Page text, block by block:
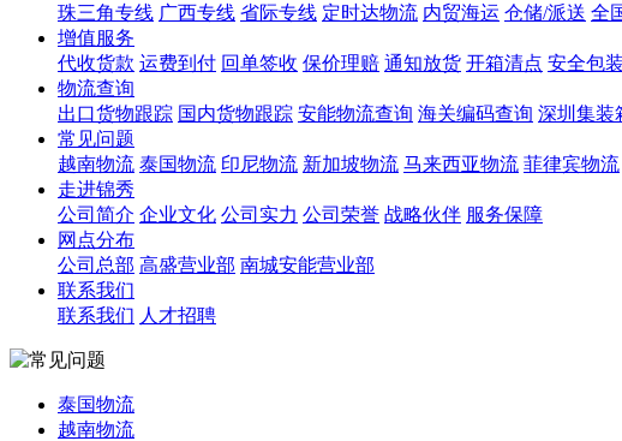
珠三角专线 广西专线 省际专线 定时达物流 内贸海运 仓储/派送 全
增值服务
代收货款 运费到付 回单签收 保价理赔 通知放货 开箱清点 安全包装
物流查询
出口货物跟踪 国内货物跟踪 安能物流查询 海关编码查询 深圳集装
常见问题
越南物流 泰国物流 印尼物流 新加坡物流 马来西亚物流 菲律宾物流
走进锦秀
公司简介 企业文化 公司实力 公司荣誉 战略伙伴 服务保障
网点分布
公司总部 高盛营业部 南城安能营业部
联系我们
联系我们 人才招聘
泰国物流
越南物流